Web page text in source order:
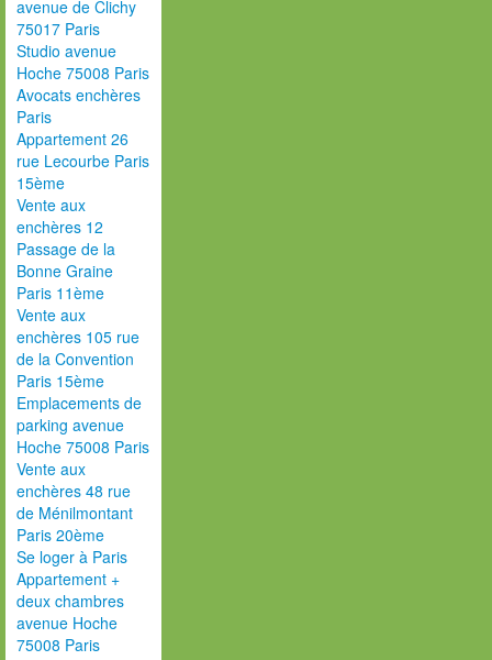
avenue de Clichy
75017 Paris
Studio avenue
Hoche 75008 Paris
Avocats enchères
Paris
Appartement 26
rue Lecourbe Paris
15ème
Vente aux
enchères 12
Passage de la
Bonne Graine
Paris 11ème
Vente aux
enchères 105 rue
de la Convention
Paris 15ème
Emplacements de
parking avenue
Hoche 75008 Paris
Vente aux
enchères 48 rue
de Ménilmontant
Paris 20ème
Se loger à Paris
Appartement +
deux chambres
avenue Hoche
75008 Paris